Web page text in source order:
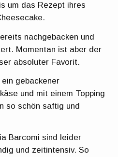
um das Rezept ihres
nachgebacken und
Momentan ist aber der
absoluter Favorit.
gebackener
und mit einem Topping
so schön saftig und
Barcomi sind leider
und zeitintensiv. So